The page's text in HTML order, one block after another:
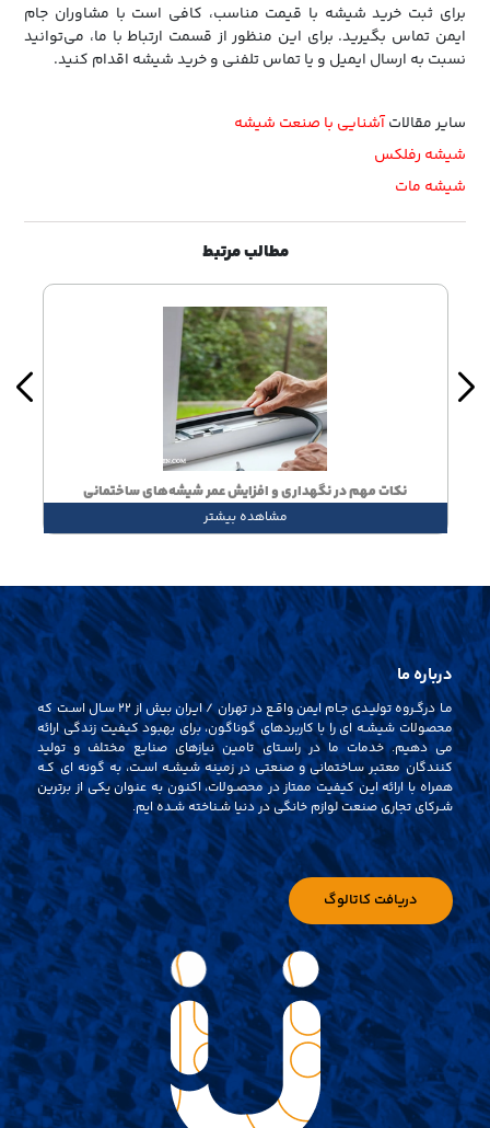
برای ثبت خرید شیشه با قیمت مناسب، کافی است با مشاوران جام
ایمن تماس بگیرید. برای این منظور از قسمت ارتباط با ما، می‌توانید
نسبت به ارسال ایمیل و یا تماس تلفنی و خرید شیشه اقدام کنید.
سایر مقالاتآشنایی با صنعت شیشه
شیشه رفلکس
شیشه مات
مطالب مرتبط
چرا فروشگاه‌ها و پاساژها به شیشه ایمن نیاز دارند؟
مشاهده بیشتر
درباره ما
مـا درگـروه تولیـدی جـام ایمن واقـع در تهران / ایران بیش از 22 سـال اسـت که
محصولات شیشـه ای را با کاربردهای گوناگون، برای بهبود کیفیت زندگی ارائه
می دهیم. خدمات ما در راسـتای تامین نیازهای صنایع مختلف و تولید
کنندگان معتبر سـاختمانی و صنعتی در زمینه شیشـه اسـت، به گونه ای کـه
همراه با ارائه ایـن کیفیت ممتاز در محصـولات، اکنون به عنوان یکی از برترین
شـرکای تجاری صنعت لوازم خانگی در دنیا شـناخته شـده ایم.
دریافت کاتالوگ